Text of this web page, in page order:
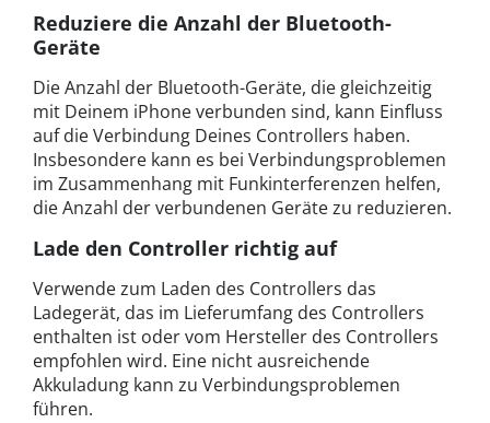
Reduziere die Anzahl der Bluetooth-
Geräte
Die Anzahl der Bluetooth-Geräte, die gleichzeitig
mit Deinem iPhone verbunden sind, kann Einfluss
auf die Verbindung Deines Controllers haben.
Insbesondere kann es bei Verbindungsproblemen
im Zusammenhang mit Funkinterferenzen helfen,
die Anzahl der verbundenen Geräte zu reduzieren.
Lade den Controller richtig auf
Verwende zum Laden des Controllers das
Ladegerät, das im Lieferumfang des Controllers
enthalten ist oder vom Hersteller des Controllers
empfohlen wird. Eine nicht ausreichende
Akkuladung kann zu Verbindungsproblemen
führen.